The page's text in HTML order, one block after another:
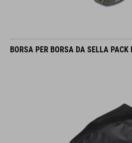
BORSA PER BORSA DA SELLA PACK